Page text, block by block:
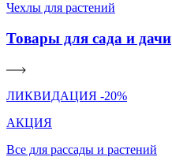
Чехлы для растений
Товары для сада и дачи
ЛИКВИДАЦИЯ -20%
АКЦИЯ
Все для рассады и растений